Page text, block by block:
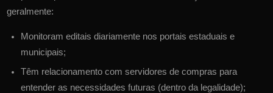
geralmente:
Monitoram editais diariamente nos portais estaduais e
municipais;
Têm relacionamento com servidores de compras para
entender as necessidades futuras (dentro da legalidade);